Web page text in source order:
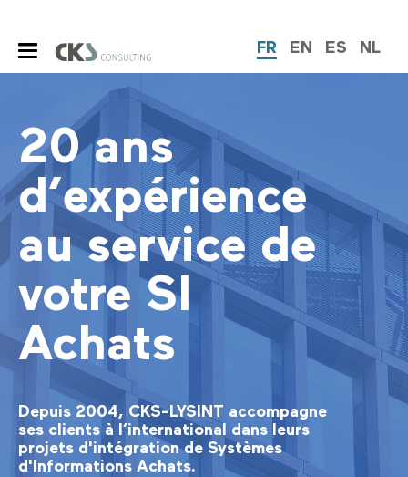
FR EN ES NL
20 ans
d’expérience
au service de
votre SI
Achats
Depuis 2004, CKS-LYSINT accompagne
ses clients à l’international dans leurs
projets d'intégration de Systèmes
d'Informations Achats.